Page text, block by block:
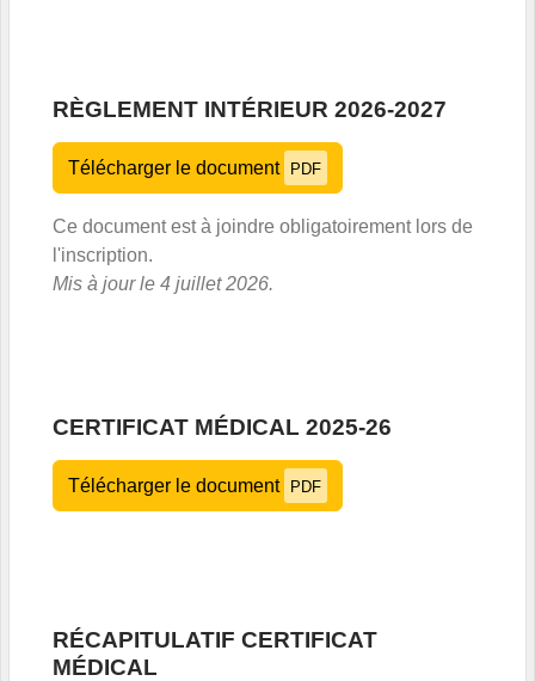
RÈGLEMENT INTÉRIEUR 2026-2027
Télécharger le document PDF
Ce document est à joindre obligatoirement lors de
l'inscription.
Mis à jour le 4 juillet 2026.
CERTIFICAT MÉDICAL 2025-26
Télécharger le document PDF
RÉCAPITULATIF CERTIFICAT
MÉDICAL